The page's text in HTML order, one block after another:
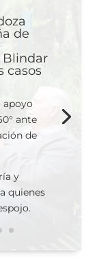
de
casos
apoyo
ante
de
y
quienes